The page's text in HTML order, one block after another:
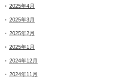
2025年4月
2025年3月
2025年2月
2025年1月
2024年12月
2024年11月